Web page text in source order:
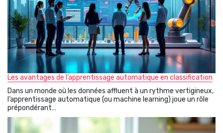
Les avantages de l’apprentissage automatique en classification
Dans un monde où les données affluent à un rythme vertigineux,
l’apprentissage automatique (ou machine learning) joue un rôle
prépondérant…